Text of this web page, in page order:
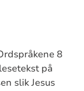
8
på
slik Jesus